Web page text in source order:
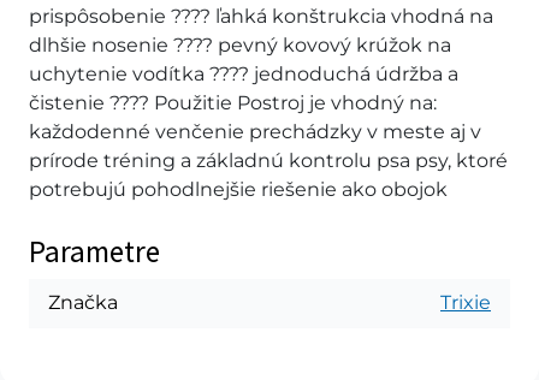
prispôsobenie ???? ľahká konštrukcia vhodná na
dlhšie nosenie ???? pevný kovový krúžok na
uchytenie vodítka ???? jednoduchá údržba a
čistenie ???? Použitie Postroj je vhodný na:
každodenné venčenie prechádzky v meste aj v
prírode tréning a základnú kontrolu psa psy, ktoré
potrebujú pohodlnejšie riešenie ako obojok
Parametre
Značka Trixie